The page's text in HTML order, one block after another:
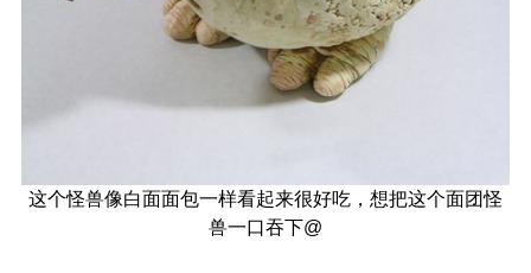
这个怪兽像白面面包一样看起来很好吃，想把这个面团怪
兽一口吞下@